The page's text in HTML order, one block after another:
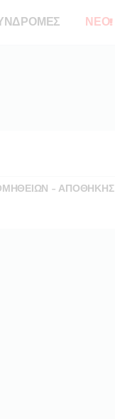
ΝΕΟ!
- ΑΠΟΘΗΚΗΣ